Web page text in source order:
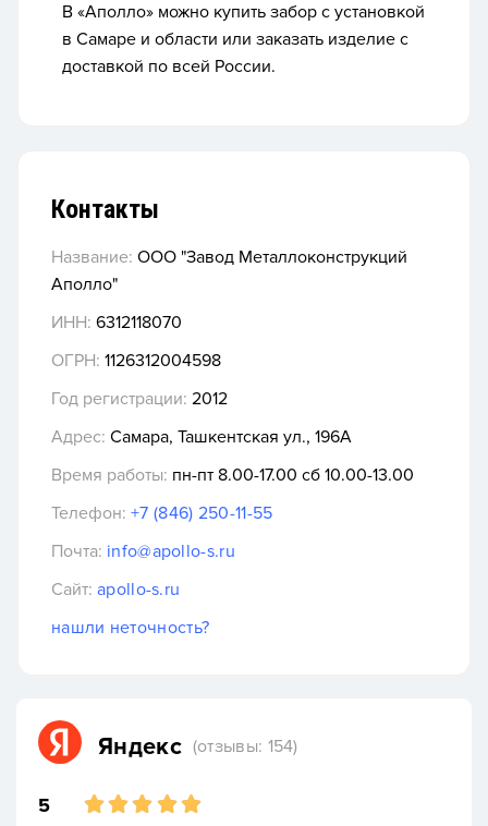
В «Аполло» можно купить забор с установкой
в Самаре и области или заказать изделие с
доставкой по всей России.
Контакты
Название: ООО "Завод Металлоконструкций
Аполло"
ИНН: 6312118070
ОГРН: 1126312004598
Год регистрации: 2012
Адрес: Самара, Ташкентская ул., 196А
Время работы: пн-пт 8.00-17.00 сб 10.00-13.00
Телефон: +7 (846) 250-11-55
Почта: info@apollo-s.ru
Сайт: apollo-s.ru
нашли неточность?
Яндекс (отзывы: 154)
5